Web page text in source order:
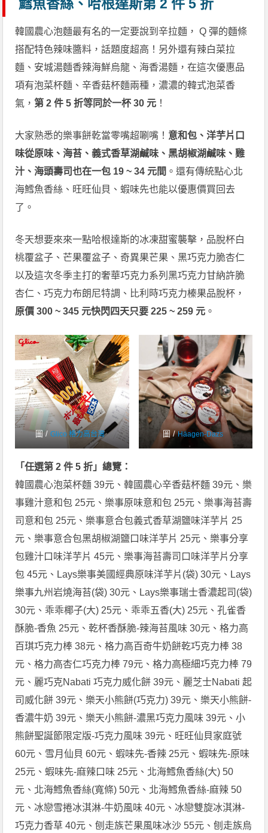
鱈魚香絲、哈根達斯第 2 件 5 折
韓國農心泡麵最有名的一定要說到辛拉麵， Q 彈的麵條
搭配特色辣味醬料，話題度超高！另外還有辣白菜拉
麵、安城湯麵香辣海鮮烏龍、海香湯麵，在這次優惠品
項有泡菜杯麵、辛香菇杯麵兩種，濃濃的韓式泡菜香
氣，第 2 件 5 折等同於一杯 30 元 ！
大家熟悉的樂事餅乾當零嘴超唰嘴！ 意和包、洋芋片口
味從原味、海苔、義式香草湖鹹味、黑胡椒湖鹹味、雞
汁、海頭壽司也在一包 19 ~ 34 元間 。還有傳統點心北
海鱈魚香絲、旺旺仙貝、蝦味先也能以優惠價買回去
了。
冬天想要來來一點哈根達斯的冰凍甜蜜襲擊，品脫杯白
桃覆盆子、芒果覆盆子、奇異果芒果、黑巧克力脆杏仁
以及這次冬季主打的奢華巧克力系列黑巧克力甘納許脆
杏仁、巧克力布朗尼特調、比利時巧克力榛果品脫杯，
原價 300 ~ 345 元快閃四天只要 225 ~ 259 元 。
圖 / Glico 格力高台灣 圖 /Häagen-Dazs
「任選第 2 件 5 折」總覽：
韓國農心泡菜杯麵 39元、韓國農心辛香菇杯麵 39元、樂
事雞汁意和包 25元、樂事原味意和包 25元、樂事海苔壽
司意和包 25元、樂事意合包義式香草湖鹽味洋芋片 25
元、樂事意合包黑胡椒湖鹽口味洋芋片 25元、樂事分享
包雞汁口味洋芋片 45元、樂事海苔壽司口味洋芋片分享
包 45元、Lays樂事美國經典原味洋芋片(袋) 30元、Lays
樂事九州岩燒海苔(袋) 30元、Lays樂事瑞士香濃起司(袋)
30元、乖乖椰子(大) 25元、乖乖五香(大) 25元、孔雀香
酥脆-香魚 25元、乾杯香酥脆-辣海苔風味 30元、格力高
百琪巧克力棒 38元、格力高百奇牛奶餅乾巧克力棒 38
元、格力高杏仁巧克力棒 79元、格力高極細巧克力棒 79
元、麗巧克Nabati 巧克力威化餅 39元、麗芝士Nabati 起
司威化餅 39元、樂天小熊餅(巧克力) 39元、樂天小熊餅-
香濃牛奶 39元、樂天小熊餅-濃黑巧克力風味 39元、小
熊餅聖誕節限定版-巧克力風味 39元、旺旺仙貝家庭號
60元、雪月仙貝 60元、蝦味先-香辣 25元、蝦味先-原味
25元、蝦味先-麻辣口味 25元、北海鱈魚香絲(大) 50
元、北海鱈魚香絲(寬條) 50元、北海鱈魚香絲-麻辣 50
元、冰戀雪捲冰淇淋-牛奶風味 40元、冰戀雙旋冰淇淋-
巧克力香草 40元、刨走族芒果風味冰沙 55元、刨走族烏